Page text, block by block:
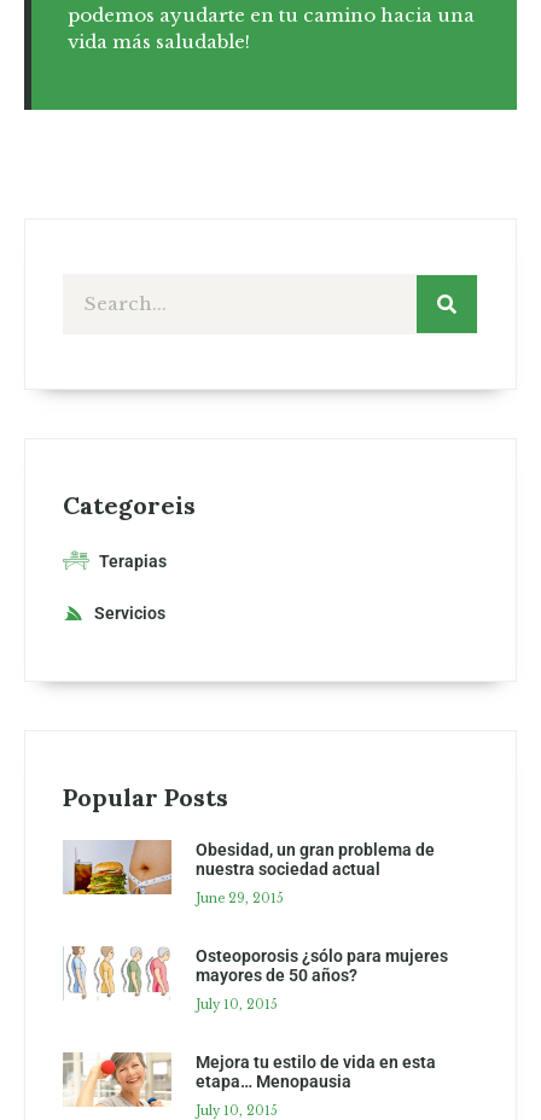
podemos ayudarte en tu camino hacia una
vida más saludable!
Categoreis
Terapias
Servicios
Popular Posts
Obesidad, un gran problema de
nuestra sociedad actual
June 29, 2015
Osteoporosis ¿sólo para mujeres
mayores de 50 años?
July 10, 2015
Mejora tu estilo de vida en esta
etapa… Menopausia
July 10, 2015